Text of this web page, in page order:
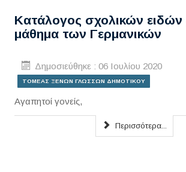
Κατάλογος σχολικών ειδών
μάθημα των Γερμανικών
Δημοσιεύθηκε : 06 Ιουλίου 2020
ΤΟΜΕΑΣ ΞΕΝΩΝ ΓΛΩΣΣΩΝ ΔΗΜΟΤΙΚΟΥ
Αγαπητοί γονείς,
Περισσότερα...